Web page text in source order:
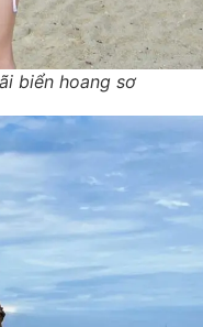
biển hoang sơ